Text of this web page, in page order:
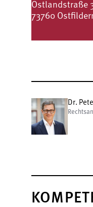
Ostlandstraße
73760
Dr.